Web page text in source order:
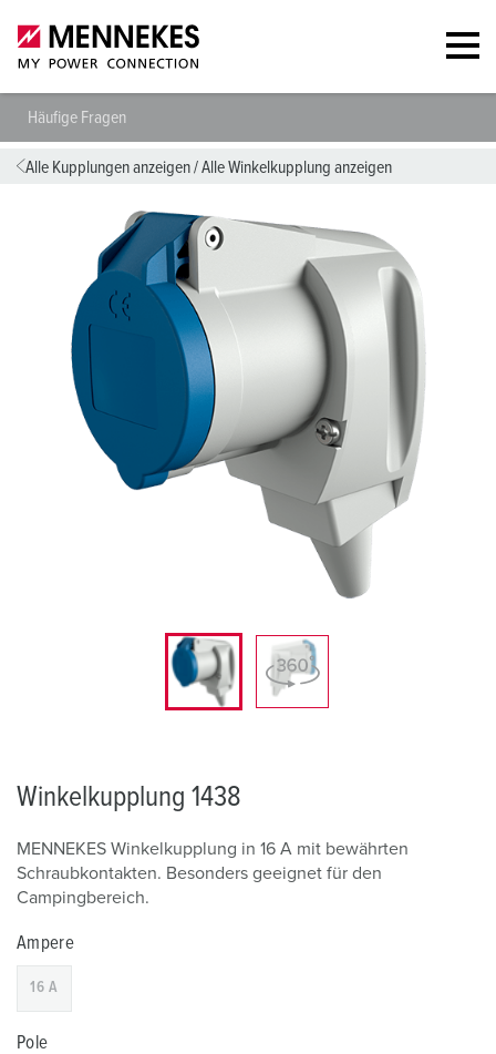
Häufige Fragen
Alle Kupplungen anzeigen/Alle Winkelkupplung anzeigen
Winkelkupplung 1438
MENNEKES Winkelkupplung in 16 A mit bewährten
Schraubkontakten. Besonders geeignet für den
Campingbereich.
Ampere
16 A
Pole